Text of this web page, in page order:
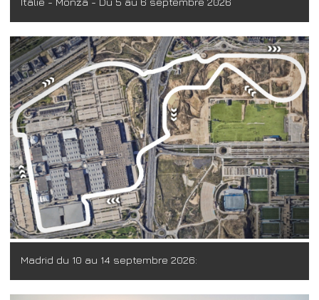
Madrid du 10 au 14 septembre 2026: